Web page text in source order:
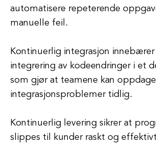
automatisere repeterende
manuelle feil.
Kontinuerlig integrasjon
integrering av kodeendringer i et
som gjør at teamene kan
integrasjonsproblemer tidlig.
Kontinuerlig levering sikrer at
slippes til kunder raskt og